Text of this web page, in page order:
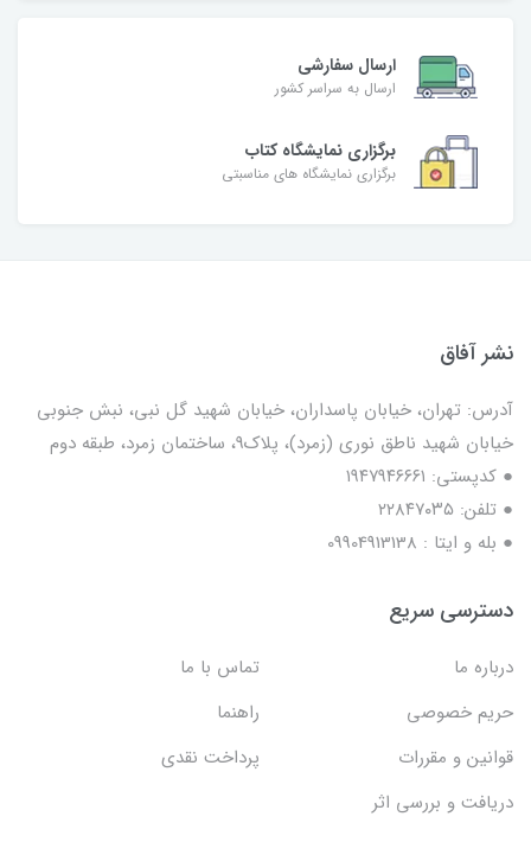
ارسال سفارشی
ارسال به سراسر کشور
برگزاری نمایشگاه کتاب
برگزاری نمایشگاه های مناسبتی
نشر آفاق
آدرس: تهران، خیابان پاسداران، خیابان شهید گل نبی، نبش جنوبی
خیابان شهید ناطق نوری (زمرد)، پلاک9، ساختمان زمرد، طبقه دوم
● کدپستی: ۱۹۴۷۹۴۶۶۶۱
● تلفن: ٢٢٨۴٧۰۳۵
● بله و ایتا : 09904913138
دسترسی سریع
درباره ما
تماس با ما
حریم خصوصی
راهنما
قوانین و مقررات
پرداخت نقدی
دریافت و بررسی اثر